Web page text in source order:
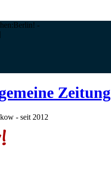
-
|
Zeitung
- seit 2012